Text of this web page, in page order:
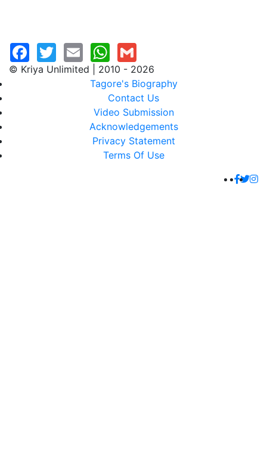
© Kriya Unlimited | 2010 - 2026
Tagore's Biography
Contact Us
Video Submission
Acknowledgements
Privacy Statement
Terms Of Use